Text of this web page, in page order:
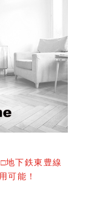
地下鉄東豊線
可能！